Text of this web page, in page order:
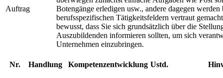
Auftrag
Botengänge erledigen usw., andere dagegen werden
berufsspezifischen Tätigkeitsfeldern vertraut
bewusst, dass Sie sich grundsätzlich über die
Auszubildenden informieren sollten, um sich
Unternehmen einzubringen.
Nr. Handlung Kompetenzentwicklung Ustd.